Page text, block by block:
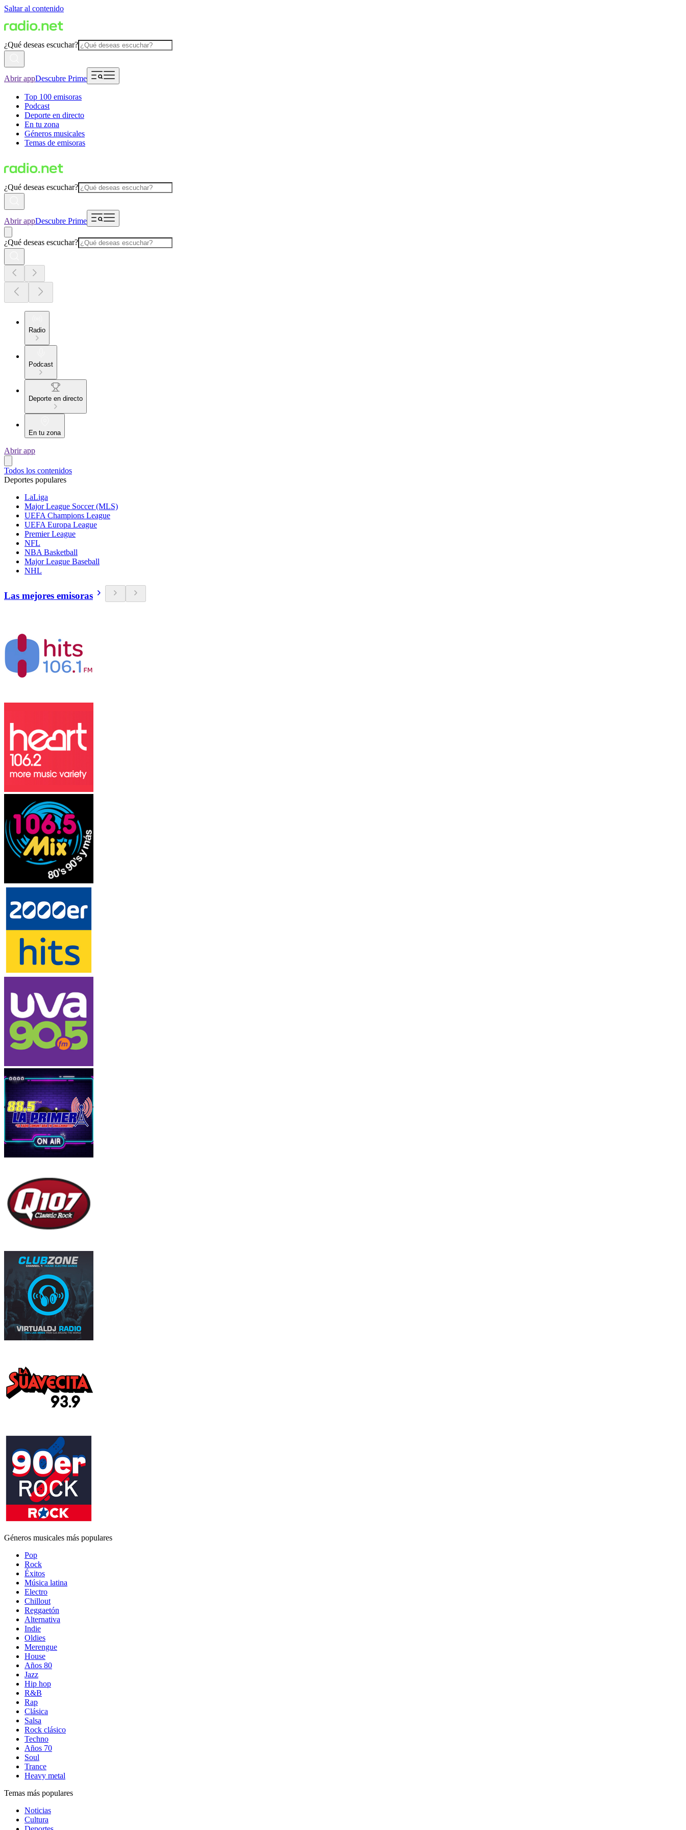
Saltar al contenido
¿Qué deseas escuchar?
Abrir appDescubre Prime
Top 100 emisoras
Podcast
Deporte en directo
En tu zona
Géneros musicales
Temas de emisoras
¿Qué deseas escuchar?
Abrir appDescubre Prime
¿Qué deseas escuchar?
Radio
Podcast
Deporte en directo
En tu zona
Abrir app
Todos los contenidos
Deportes populares
LaLiga
Major League Soccer (MLS)
UEFA Champions League
UEFA Europa League
Premier League
NFL
NBA Basketball
Major League Baseball
NHL
Las mejores emisoras
Géneros musicales más populares
Pop
Rock
Éxitos
Música latina
Electro
Chillout
Reggaetón
Alternativa
Indie
Oldies
Merengue
House
Años 80
Jazz
Hip hop
R&B
Rap
Clásica
Salsa
Rock clásico
Techno
Años 70
Soul
Trance
Heavy metal
Temas más populares
Noticias
Cultura